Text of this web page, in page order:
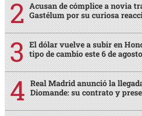
Acusan de cómplice a novia
Gastélum por su curiosa
El dólar vuelve a subir en
tipo de cambio este 6 de agosto
Real Madrid anunció la
Diomande: su contrato y